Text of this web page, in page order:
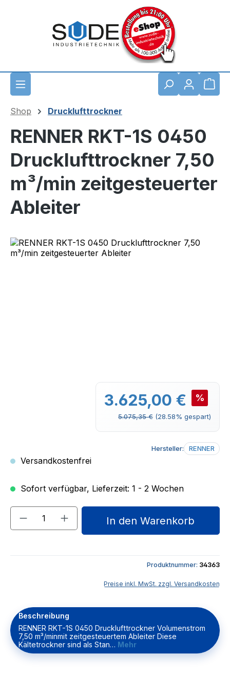
Shop Drucklufttrockner
RENNER RKT-1S 0450
Drucklufttrockner 7,50
m³/min zeitgesteuerter
Ableiter
Bildergalerie überspringen
Verkaufspreis:
3.625,00 € %
Regulärer Preis:
5.075,35 € (28.58% gespart)
Hersteller: RENNER
Versandkostenfrei
Sofort verfügbar, Lieferzeit: 1 - 2 Wochen
Produkt Anzahl: Gib den
In den Warenkorb
Produktnummer: 34363
Preise inkl. MwSt. zzgl. Versandkosten
Beschreibung
RENNER RKT-1S 0450 Drucklufttrockner Volumenstrom
7,50 m³/minmit zeitgesteuertem Ableiter Diese
Kältetrockner sind als Stan… Mehr